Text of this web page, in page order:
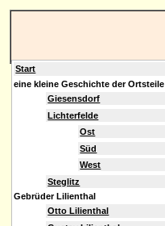
Start
eine kleine Geschichte der Ortsteile
Giesensdorf
Lichterfelde
Ost
Süd
West
Steglitz
Gebrüder Lilienthal
Otto Lilienthal